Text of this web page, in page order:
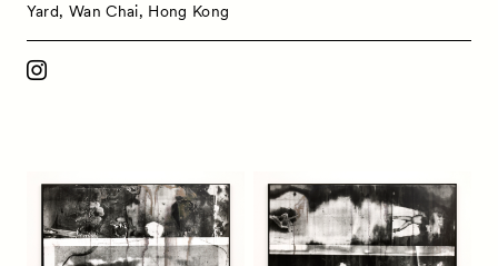
Yard, Wan Chai, Hong Kong